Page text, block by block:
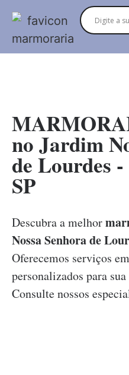
no Jardim
de Lourdes
SP
Descubra a melhor
Nossa Senhora de
Oferecemos serviços em
personalizados para
Consulte nossos